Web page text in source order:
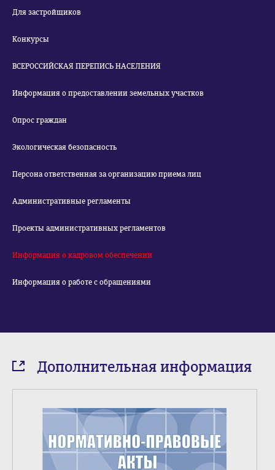
Для застройщиков
Конкурсы
ВСЕРОССИЙСКАЯ ПЕРЕПИСЬ НАСЕЛЕНИЯ
Информация о предоставлении земельных участков
Опрос граждан
Экологическая безопасность
Персона ответственная за организацию приема лиц
Административные регламенты
Проекты административных регламентов
Информация о кадровом обеспечении
Информация о работе с обращениями
Дополнительная информация